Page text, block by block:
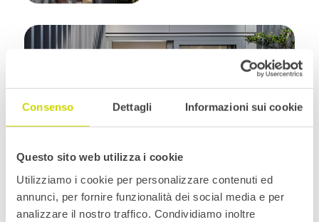
Consenso Dettagli Informazioni sui cookie
Questo sito web utilizza i cookie
Utilizziamo i cookie per personalizzare contenuti ed
annunci, per fornire funzionalità dei social media e per
analizzare il nostro traffico. Condividiamo inoltre
Progetti con i nostri prodotti